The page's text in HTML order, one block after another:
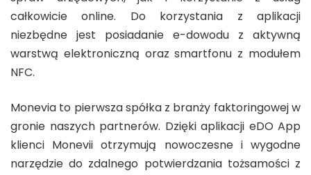
całkowicie online. Do korzystania z aplikacji
niezbędne jest posiadanie e-dowodu z aktywną
warstwą elektroniczną oraz smartfonu z modułem
NFC.
Monevia to pierwsza spółka z branży faktoringowej w
gronie naszych partnerów. Dzięki aplikacji eDO App
klienci Monevii otrzymują nowoczesne i wygodne
narzędzie do zdalnego potwierdzania tożsamości z